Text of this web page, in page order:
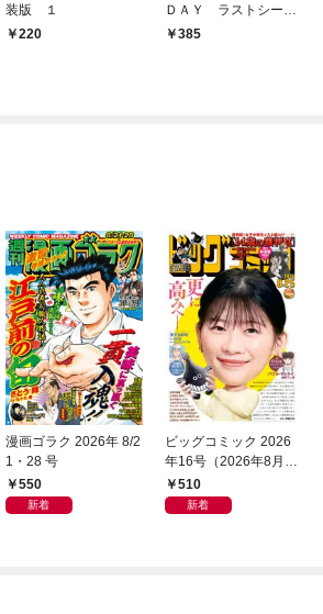
装版 １
220
ＤＡＹ ラストシーズ
ン 新装版 １
385
漫画ゴラク 2026年 8/2
1・28 号
550
新着
ビッグコミック 2026
年16号（2026年8月7
日発売）
510
新着